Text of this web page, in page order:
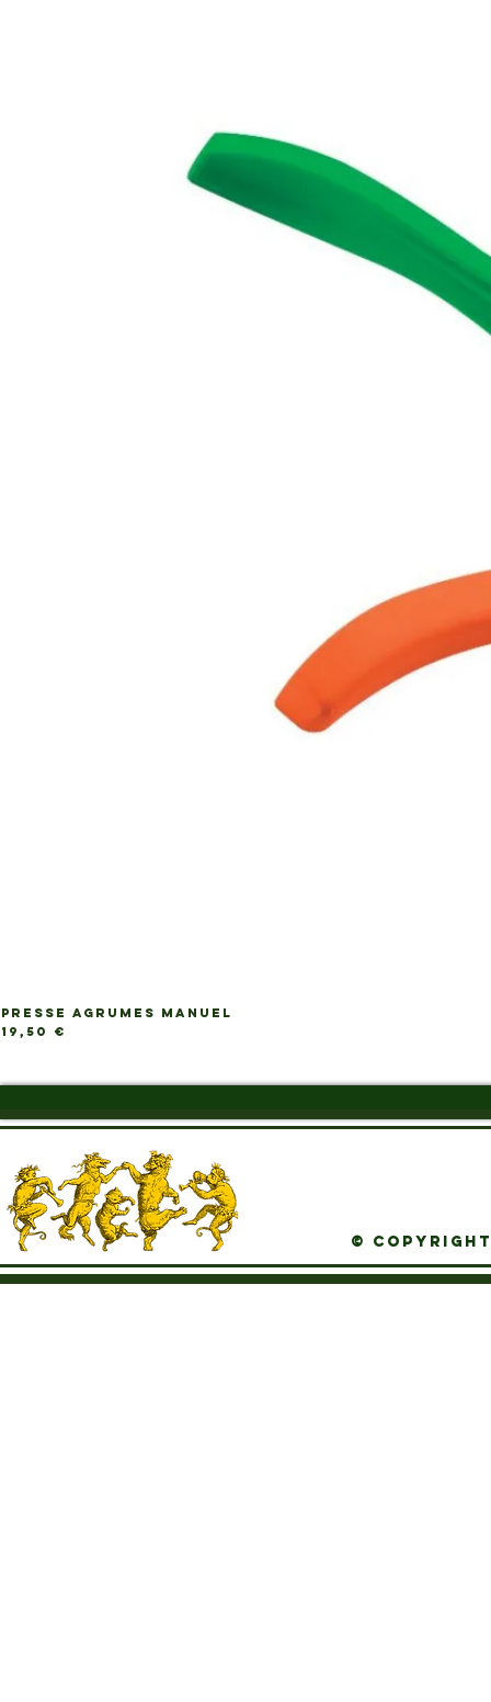
PRESSE AGRUMES MANUEL
Prix
19,50 €
© Copyright